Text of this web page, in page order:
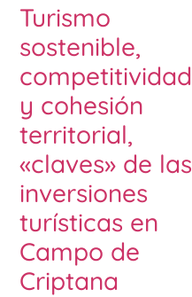
Turismo
sostenible,
competitividad
y cohesión
territorial,
«claves» de las
inversiones
turísticas en
Campo de
Criptana